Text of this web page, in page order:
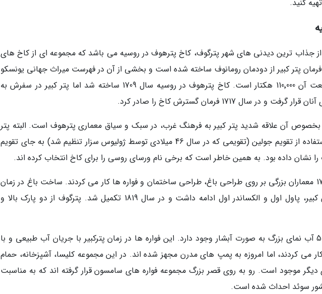
کنید.
جذاب ترین دیدنی های شهر پترگوف، کاخ پترهوف در روسیه می باشد که مجموعه ای از کاخ های
پتر کبیر از دودمان رومانوف ساخته شده است و بخشی از آن در فهرست میراث جهانی یونسکو
به ثبت رسیده است. وسعت آن 110٬000 هکتار است. کاخ پترهوف در روسیه سال 1709 ساخته شد اما پتر کبیر در سفرش به
سال 1717 فرمان گسترش کاخ را صادر کرد.
بخصوص آن علاقه شدید پتر کبیر به فرهنگ غرب، در سبک و سیاق معماری پترهوف است. البته پتر
کبیر پیش از این هم با استفاده از تقویم جولین (تقویمی که در سال 46 میلادی توسط ژولیوس سزار تنظیم شد) به جای تقویم
نشان داده بود. به همین خاطر است که برخی نام ورسای روسی را برای کاخ انتخاب کرده اند.
بین سال های 1714 تا 1728 معماران بزرگی بر روی طراحی باغ، طراحی ساختمان و فواره ها کار می کردند. ساخت باغ در زمان
های الیزابت اول، کاترین کبیر، پاول اول و الکساندر اول ادامه داشت و در سال 1819 تکمیل شد. پترگوف از دو پارک بالا و
در این مکان 150 فواره و 5 آب نمای بزرگ به صورت آبشار وجود دارد. این فواره ها در زمان پترکبیر با جریان آب طبیعی و با
می کردند، اما امروزه به پمپ های مدرن مجهز شده اند. در این مجموعه کلیسا، آشپزخانه، حمام
دیگر موجود است. رو به روی قصر بزرگ مجموعه فواره های سامسون قرار گرفته اند که به مناسبت
سوئد احداث شده است.